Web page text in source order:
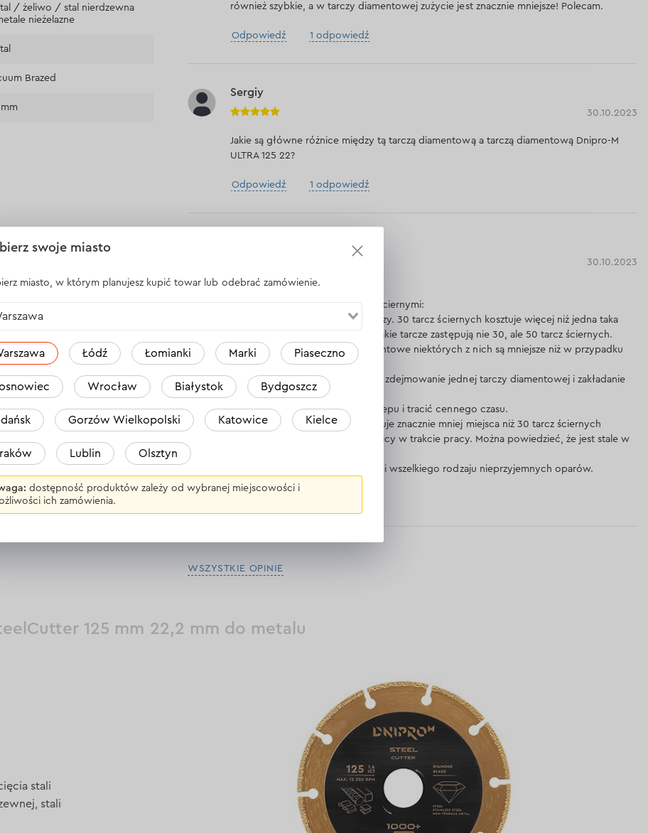
/ żeliwo / stal nierdzewna
nieżelazne
Brazed
również szybkie, a w tarczy diamentowej zużycie jest znacznie mniejsze! Polecam.
Odpowiedź 1 odpowiedź
Sergiy
30.10.2023
Jakie są główne różnice między tą tarczą diamentową a tarczą diamentową Dnipro-M
ULTRA 125 22?
Odpowiedź 1 odpowiedź
30.10.2023
Zalety w porównaniu z tarczami ściernymi:
1) koszt cięcia jest zasadniczo niższy. 30 tarcz ściernych kosztuje więcej niż jedna taka
tarcza. A inne firmy twierdzą, że takie tarcze zastępują nie 30, ale 50 tarcz ściernych.
Jednocześnie wypełnienia diamentowe niektórych z nich są mniejsze niż w przypadku
DniproM.
2) Nie jest konieczne wielokrotne zdejmowanie jednej tarczy diamentowej i zakładanie
innej.
3) Nie trzeba ciągle jeździć do sklepu i tracić cennego czasu.
4) Jedna tarcza diamentowa zajmuje znacznie mniej miejsca niż 30 tarcz ściernych
5) Nie traci wartości swojej średnicy w trakcie pracy. Można powiedzieć, że jest stale w
6) Wytwarza znacznie mniej iskier i wszelkiego rodzaju nieprzyjemnych oparów.
WSZYSTKIE OPINIE
125 mm 22,2 mm do metalu
stali
stali
swoje miasto
miasto, w którym planujesz kupić towar lub odebrać zamówienie.
Łódź Łomianki Marki Piaseczno
Wrocław Białystok Bydgoszcz
Gorzów Wielkopolski Katowice Kielce
Lublin Olsztyn
dostępność produktów zależy od wybranej miejscowości i
ich zamówienia.